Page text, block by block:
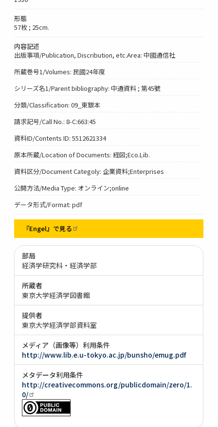
形態
57枚 ; 25cm.
内容記述
出版事項/Publication, Discribution, etc.Area: 中國通信社
所蔵巻号1/Volumes: 民國24年度
シリーズ名1/Parent bibliography: 中通資料 ; 第45號
分類/Classification: 09_東銀本
請求記号/Call No.: 8-C:663:45
資料ID/Contents ID: 5512621334
原本所蔵/Location of Documents: 経図;Eco.Lib.
資料区分/Document Categoly: 企業資料;Enterprises
公開方法/Media Type: オンライン;online
データ形式/Format: pdf
『Engel』で見る
部局
経済学研究科・経済学部
所蔵者
東京大学経済学図書館
提供者
東京大学経済学部資料室
メディア（画像等）利用条件
http://www.lib.e.u-tokyo.ac.jp/bunsho/emug.pdf
メタデータ利用条件
http://creativecommons.org/publicdomain/zero/1.
0/